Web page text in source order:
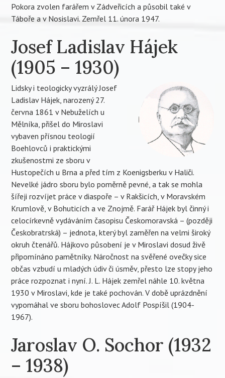
Pokora zvolen farářem v Zádveřicích a působil také v
Táboře a v Nosislavi. Zemřel 11. února 1947.
Josef Ladislav Hájek
(1905 – 1930)
Lidsky i teologicky vyzrálý Josef
Ladislav Hájek, narozený 27.
června 1861 v Nebuželích u
Mělníka, přišel do Miroslavi
vybaven přísnou teologií
Boehlovců i praktickými
zkušenostmi ze sboru v
Hustopečích u Brna a před tím z Koenigsberku v Haliči.
Nevelké jádro sboru bylo poměrně pevné, a tak se mohla
šířeji rozvíjet práce v diaspoře – v Rakšicích, v Moravském
Krumlově, v Bohuticích a ve Znojmě. Farář Hájek byl činný i
celocírkevně vydáváním časopisu Českomoravská – (později
Českobratrská) – jednota, který byl zaměřen na velmi široký
okruh čtenářů. Hájkovo působení je v Miroslavi dosud živě
připomínáno pamětníky. Náročnost na svěřené ovečky sice
občas vzbudí u mladých údiv či úsměv, přesto lze stopy jeho
práce rozpoznat i nyní. J. L. Hájek zemřel náhle 10. května
1930 v Miroslavi, kde je také pochován. V době uprázdnění
vypomáhal ve sboru bohoslovec Adolf Pospíšil (1904-
1967).
Jaroslav O. Sochor (1932
– 1938)